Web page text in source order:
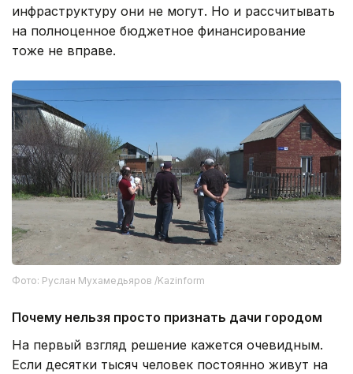
инфраструктуру они не могут. Но и рассчитывать
на полноценное бюджетное финансирование
тоже не вправе.
Фото: Руслан Мухамедьяров /Kazinform
Почему нельзя просто признать дачи городом
На первый взгляд решение кажется очевидным.
Если десятки тысяч человек постоянно живут на